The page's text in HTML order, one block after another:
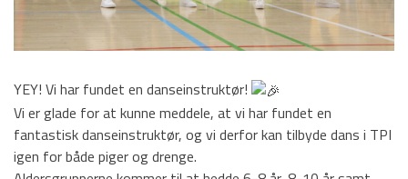
Voksenhold
Lokationer
Billeder
Tilmelding
Kontakt os
YEY! Vi har fundet en danseinstruktør!
Vi er glade for at kunne meddele, at vi har fundet en
fantastisk danseinstruktør, og vi derfor kan tilbyde dans i TPI
igen for både piger og drenge.